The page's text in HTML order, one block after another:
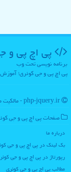
پی اچ پی و
برنامه نویسی تحت وب
پی اچ پی و جی کوئری؛
صفحات پی اچ پی و جی
درباره ما
بک لینک در پی اچ پی و جی
رپورتاژ در پی اچ پی و جی
مطالب پی اچ پی و جی كوئری